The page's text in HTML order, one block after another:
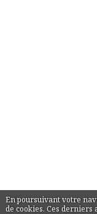
En poursuivant votre
de cookies. Ces